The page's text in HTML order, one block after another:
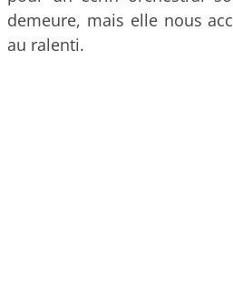
demeure, mais elle nous
au ralenti.